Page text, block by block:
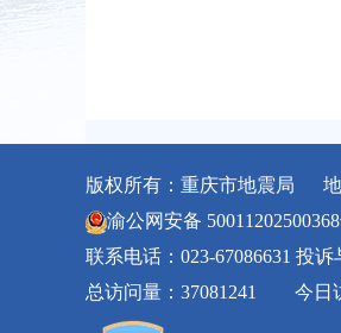
版权所有：重庆市地震局 地
渝公网安备
联系电话：023-67086631 投
总访问量：37081241 今日